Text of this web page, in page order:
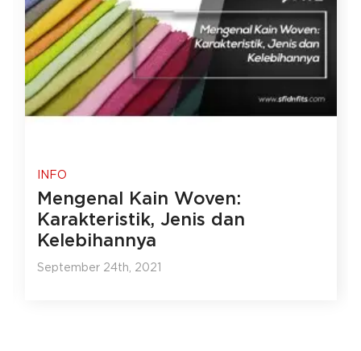
INFO
Mengenal Kain Woven:
Karakteristik, Jenis dan
Kelebihannya
September 24th, 2021